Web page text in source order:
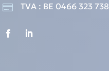

TVA : BE 0466 323 738